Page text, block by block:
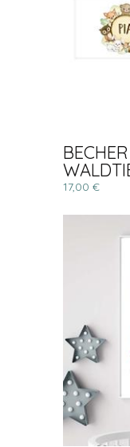
17,00 €